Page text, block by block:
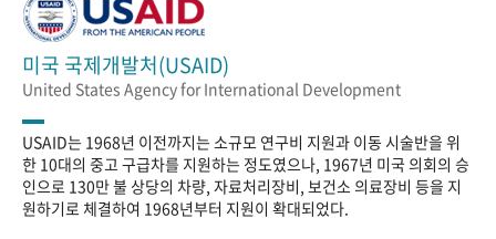
미국 국제개발처(USAID)
United States Agency for International Development
USAID는 1968년 이전까지는 소규모 연구비 지원과 이동 시술반을 위
한 10대의 중고 구급차를 지원하는 정도였으나, 1967년 미국 의회의 승
인으로 130만 불 상당의 차량, 자료처리장비, 보건소 의료장비 등을 지
원하기로 체결하여 1968년부터 지원이 확대되었다.